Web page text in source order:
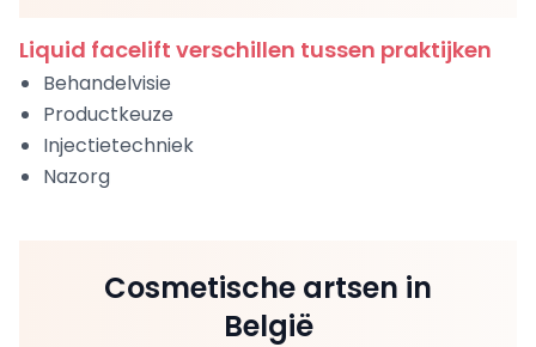
Liquid facelift verschillen tussen praktijken
Behandelvisie
Productkeuze
Injectietechniek
Nazorg
Cosmetische artsen in
België